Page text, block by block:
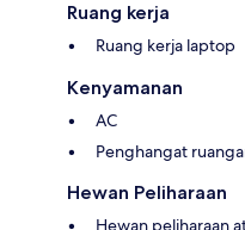
Ruang kerja
Ruang kerja laptop
Kenyamanan
AC
Penghangat
Hewan Peliharaan
Hewan peliharaan